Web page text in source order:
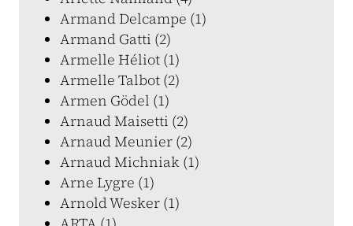
Armand Delcampe (1)
Armand Gatti (2)
Armelle Héliot (1)
Armelle Talbot (2)
Armen Gödel (1)
Arnaud Maisetti (2)
Arnaud Meunier (2)
Arnaud Michniak (1)
Arne Lygre (1)
Arnold Wesker (1)